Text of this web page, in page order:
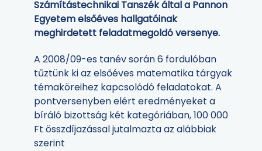
Számítástechnikai Tanszék által a Pannon
Egyetem elsőéves hallgatóinak
meghirdetett feladatmegoldó versenye.
A 2008/09-es tanév során 6 fordulóban
tűztünk ki az elsőéves matematika tárgyak
témaköreihez kapcsolódó feladatokat. A
pontversenyben elért eredményeket a
bíráló bizottság két kategóriában, 100 000
Ft összdíjazással jutalmazta az alábbiak
szerint